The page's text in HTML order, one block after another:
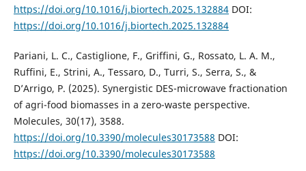
https://doi.org/10.1016/j.biortech.2025.132884DOI:
https://doi.org/10.1016/j.biortech.2025.132884
Pariani, L. C., Castiglione, F., Griffini, G., Rossato, L. A. M.,
Ruffini, E., Strini, A., Tessaro, D., Turri, S., Serra, S., &
D’Arrigo, P. (2025). Synergistic DES-microwave fractionation
of agri-food biomasses in a zero-waste perspective.
Molecules, 30(17), 3588.
https://doi.org/10.3390/molecules30173588 DOI:
https://doi.org/10.3390/molecules30173588